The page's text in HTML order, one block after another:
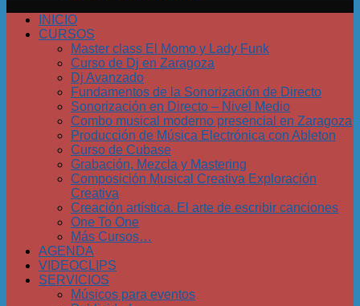
INICIO
CURSOS
Master class El Momo y Lady Funk
Curso de Dj en Zaragoza
Dj Avanzado
Fundamentos de la Sonorización de Directo
Sonorización en Directo – Nivel Medio
Combo musical moderno presencial en Zaragoza
Producción de Música Electrónica con Ableton
Curso de Cubase
Grabación, Mezcla y Mastering
Composición Musical Creativa Exploración
Creativa
Creación artística. El arte de escribir canciones
One To One
Más Cursos…
AGENDA
VIDEOCLIPS
SERVICIOS
Músicos para eventos